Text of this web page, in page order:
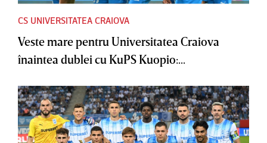
CS UNIVERSITATEA CRAIOVA
Veste mare pentru Universitatea Craiova
înaintea dublei cu KuPS Kuopio:...